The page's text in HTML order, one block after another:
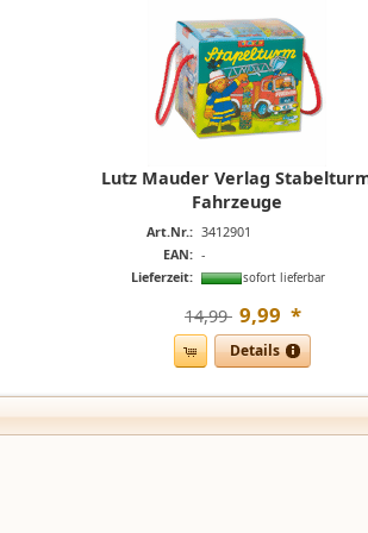
Lutz Mauder Verlag
Fahrzeuge
Art.Nr.: 3412901
EAN: -
Lieferzeit:
sofort lieferbar
14,99  9,99 *
Details